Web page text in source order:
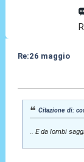
Re:26 maggio
Citazione di:
.. E da lombi